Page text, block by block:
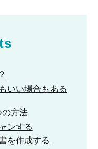
いい場合もある
方法
ンする
を作成する